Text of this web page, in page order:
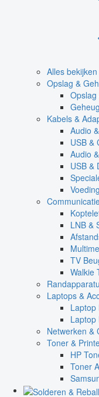
Alles
Opslag &
Opslag
Kabels &
Audio
USB &
Audio
USB &
LNB &
TV
Walkie
Laptops &
Laptop
Laptop
Netwerken &
Toner &
HP
Toner